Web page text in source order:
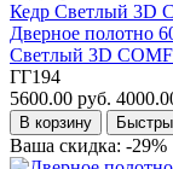
Дверное полотно
Светлый 3D
ГГ194
5600.00 руб.
В корзину
Ваша скидка: -29%